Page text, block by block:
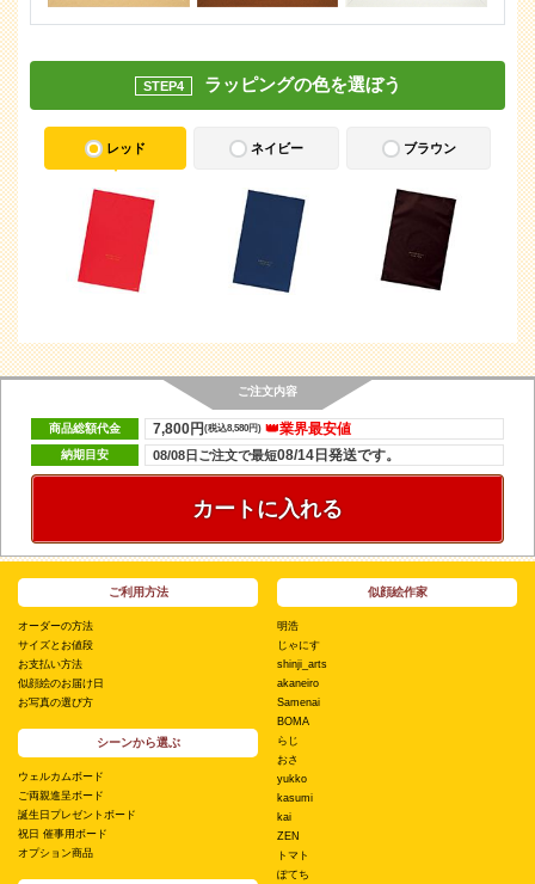
STEP4 ラッピングの色を選ぼう
レッド ネイビー ブラウン
ご注文内容
商品総額代金 👑業界最安値
7,800円(税込8,580円)
納期目安 08/08日ご注文で最短08/14日発送です。
カートに入れる
ご利用方法
オーダーの方法
サイズとお値段
お支払い方法
似顔絵のお届け日
お写真の選び方
シーンから選ぶ
ウェルカムボード
ご両親進呈ボード
誕生日プレゼントボード
祝日 催事用ボード
オプション商品
似顔絵作家
明浩
じゃにす
shinji_arts
akaneiro
Samenai
BOMA
らじ
おさ
yukko
kasumi
kai
ZEN
トマト
ぽてち